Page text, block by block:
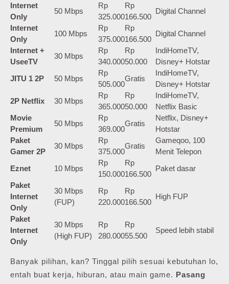
Internet
Only
50 Mbps
Rp
325.000
Rp
166.500
Digital Channel
Internet
Only
100 Mbps
Rp
375.000
Rp
166.500
Digital Channel
Internet +
UseeTV
30 Mbps
Rp
340.000
Rp
50.000
IndiHomeTV,
Disney+ Hotstar
JITU 1 2P
50 Mbps
Rp
505.000
Gratis
IndiHomeTV,
Disney+ Hotstar
2P Netflix
30 Mbps
Rp
365.000
Rp
50.000
IndiHomeTV,
Netflix Basic
Movie
Premium
50 Mbps
Rp
369.000
Gratis
Netflix, Disney+
Hotstar
Paket
Gamer 2P
30 Mbps
Rp
375.000
Gratis
Gameqoo, 100
Menit Telepon
Eznet
10 Mbps
Rp
150.000
Rp
166.500
Paket dasar
Paket
Internet
Only
30 Mbps
(FUP)
Rp
220.000
Rp
166.500
High FUP
Paket
Internet
Only
30 Mbps
(High FUP)
Rp
280.000
Rp
55.500
Speed lebih stabil
Banyak pilihan, kan? Tinggal pilih sesuai kebutuhan lo,
entah buat kerja, hiburan, atau main game. Pasang